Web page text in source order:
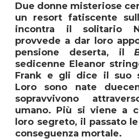
Due donne misteriose
un resort fatiscente
incontra il solitario
provvede a dar loro
pensione deserta, il
sedicenne Eleanor
Frank e gli dice il suo
Loro sono nate
sopravvivono
umano. Più si viene a
loro segreto, il passato
conseguenza mortale.